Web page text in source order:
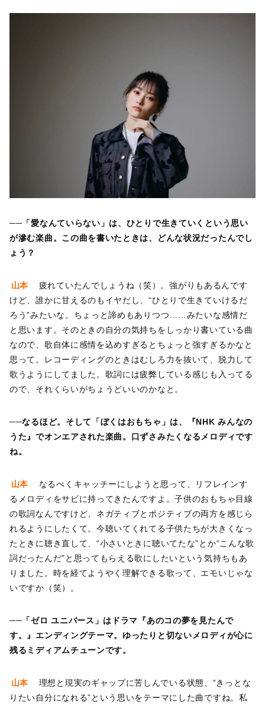
──「愛なんていらない」は、ひとりで生きていくという思い
が滲む楽曲。この曲を書いたときは、どんな状況だったんでし
ょう？
山本
疲れていたんでしょうね（笑）。強がりもあるんです
けど、誰かに甘えるのもイヤだし、“ひとりで生きていけるだ
ろう”みたいな。ちょっと諦めもありつつ……みたいな感情だ
と思います。そのときの自分の気持ちをしっかり書いている曲
なので、歌自体に感情を込めすぎるとちょっと強すぎるかなと
思って。レコーディングのときはむしろ力を抜いて、脱力して
歌うようにしてました。歌詞には疲弊している感じも入ってる
ので、それくらいがちょうどいいのかなと。
──なるほど。そして「ぼくはおもちゃ」は、『NHK みんなの
うた』でオンエアされた楽曲。口ずさみたくなるメロディです
ね。
山本
なるべくキャッチーにしようと思って、リフレインす
るメロディをサビに持ってきたんですよ。子供のおもちゃ目線
の歌詞なんですけど、ネガティブとポジティブの両方を感じら
れるようにしたくて。今聴いてくれてる子供たちが大きくなっ
たときに聴き直して、“小さいときに聴いてたな”とか“こんな歌
詞だったんだ”と思ってもらえる歌にしたいという気持ちもあ
りました。時を経てようやく理解できる歌って、エモいじゃな
いですか（笑）。
──「ゼロ ユニバース」はドラマ『あのコの夢を見たんで
す。』エンディングテーマ。ゆったりと切ないメロディが心に
残るミディアムチューンです。
山本
理想と現実のギャップに苦しんでいる状態、“きっとな
りたい自分になれる”という思いをテーマにした曲ですね。私